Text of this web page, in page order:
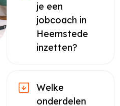
je een
jobcoach in
Heemstede
inzetten?
Welke
onderdelen